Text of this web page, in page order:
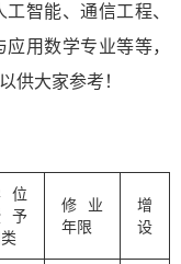
智能、通信工程、
用数学专业等等，
供大家参考！
位
予
修业
年限
增
设